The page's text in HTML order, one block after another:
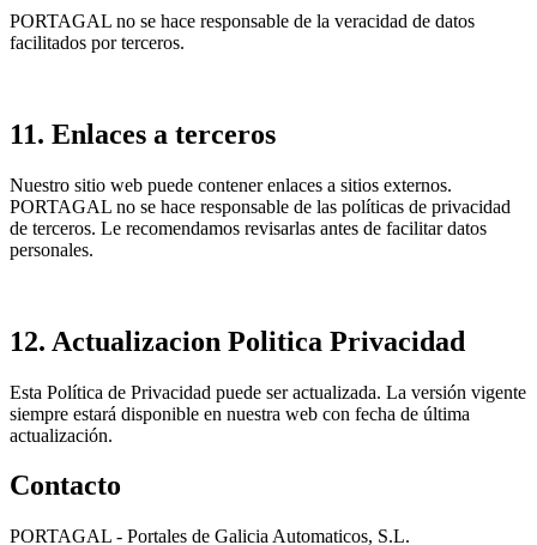
PORTAGAL no se hace responsable de la veracidad de datos
facilitados por terceros.
11. Enlaces a terceros
Nuestro sitio web puede contener enlaces a sitios externos.
PORTAGAL no se hace responsable de las políticas de privacidad
de terceros. Le recomendamos revisarlas antes de facilitar datos
personales.
12. Actualizacion Politica Privacidad
Esta Política de Privacidad puede ser actualizada. La versión vigente
siempre estará disponible en nuestra web con fecha de última
actualización.
Contacto
PORTAGAL - Portales de Galicia Automaticos, S.L.